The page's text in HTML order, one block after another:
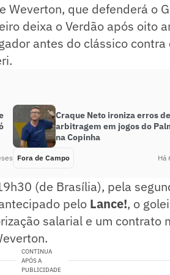
Weverton, que defenderá o
deixa o Verdão após oito
antes do clássico contra
Craque Neto ironiza erros de
arbitragem em jogos do
na Copinha
Fora de Campo Há
(de Brasília), pela
pelo Lance!, o
salarial e um contrato
CONTINUA
APÓS A
PUBLICIDADE